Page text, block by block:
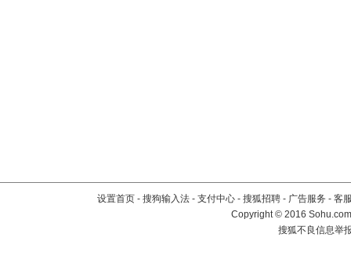
设置首页 - 搜狗输入法 - 支付中心 - 搜狐招聘 - 广告服务 - 客
Copyright©2016
搜狐不良信息举